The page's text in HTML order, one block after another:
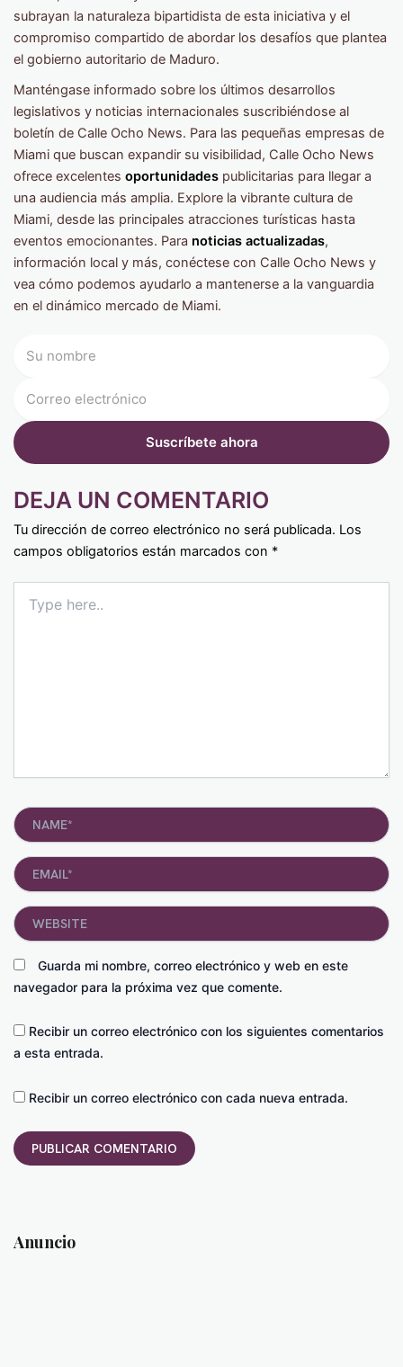
subrayan la naturaleza bipartidista de esta iniciativa y el
compromiso compartido de abordar los desafíos que plantea
el gobierno autoritario de Maduro.
Manténgase informado sobre los últimos desarrollos
legislativos y noticias internacionales suscribiéndose al
boletín de Calle Ocho News. Para las pequeñas empresas de
Miami que buscan expandir su visibilidad, Calle Ocho News
ofrece excelentes oportunidades publicitarias para llegar a
una audiencia más amplia. Explore la vibrante cultura de
Miami, desde las principales atracciones turísticas hasta
eventos emocionantes. Para noticias actualizadas,
información local y más, conéctese con Calle Ocho News y
vea cómo podemos ayudarlo a mantenerse a la vanguardia
en el dinámico mercado de Miami.
DEJA UN COMENTARIO
Tu dirección de correo electrónico no será publicada. Los
campos obligatorios están marcados con *
here..
Name*
Email*
Guarda mi nombre, correo electrónico y web en este
navegador para la próxima vez que comente.
Website
Recibir un correo electrónico con los siguientes comentarios
a esta entrada.
Recibir un correo electrónico con cada nueva entrada.
Anuncio